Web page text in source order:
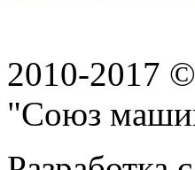
2010-2017
"Союз